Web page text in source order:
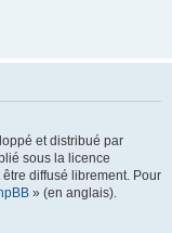
et distribué par
sous la licence
diffusé librement. Pour
» (en anglais).